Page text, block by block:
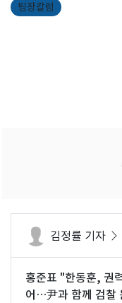
팀장칼럼
김정률 기자
홍준표 "한동훈, 권
어…尹과 함께 검찰